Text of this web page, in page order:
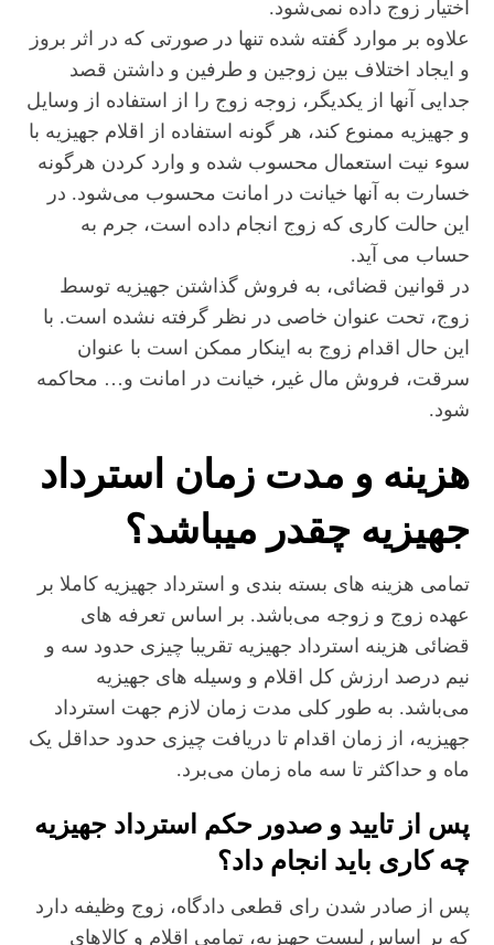
اختیار زوج داده نمی‌شود.
علاوه بر موارد گفته شده تنها در صورتی که در اثر بروز
و ایجاد اختلاف بین زوجین و طرفین و داشتن قصد
جدایی آنها از یکدیگر، زوجه زوج را از استفاده از وسایل
و جهیزیه ممنوع کند، هر گونه استفاده از اقلام جهیزیه با
سوء نیت استعمال محسوب شده و وارد کردن هرگونه
خسارت به آنها خیانت در امانت محسوب می‌شود. در
این حالت کاری که زوج انجام داده است، جرم به
حساب می آید.
در قوانین قضائی، به فروش گذاشتن جهیزیه توسط
زوج، تحت عنوان خاصی در نظر گرفته نشده است. با
این حال اقدام زوج به اینکار ممکن است با عنوان
سرقت، فروش مال غیر، خیانت در امانت و… محاکمه
شود.
هزینه و مدت زمان استرداد
جهیزیه چقدر میباشد؟
تمامی هزینه های بسته بندی و استرداد جهیزیه کاملا بر
عهده زوج و زوجه می‌باشد. بر اساس تعرفه های
قضائی هزینه استرداد جهیزیه تقریبا چیزی حدود سه و
نیم درصد ارزش کل اقلام و وسیله های جهیزیه
می‌باشد. به طور کلی مدت زمان لازم جهت استرداد
جهیزیه، از زمان اقدام تا دریافت چیزی حدود حداقل یک
ماه و حداکثر تا سه ماه زمان می‌برد.
پس از تایید و صدور حکم استرداد جهیزیه
چه کاری باید انجام داد؟
پس از صادر شدن رای قطعی دادگاه، زوج وظیفه دارد
که بر اساس لیست جهیزیه، تمامی اقلام و کالاهای